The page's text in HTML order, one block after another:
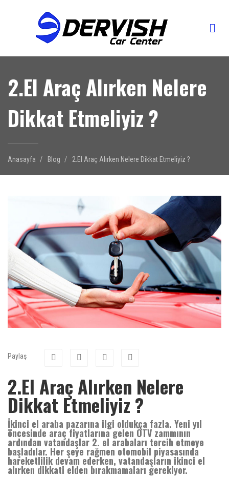
2.El Araç Alırken Nelere
Dikkat Etmeliyiz ?
Anasayfa Blog 2.El Araç Alırken Nelere Dikkat Etmeliyiz ?
Paylaş
2.El Araç Alırken Nelere
Dikkat Etmeliyiz ?
İkinci el araba pazarına ilgi oldukça fazla. Yeni yıl
öncesinde araç fiyatlarına gelen ÖTV zammının
ardından vatandaşlar 2. el arabaları tercih etmeye
başladılar. Her şeye rağmen otomobil piyasasında
hareketlilik devam ederken, vatandaşların ikinci el
alırken dikkati elden bırakmamaları gerekiyor.